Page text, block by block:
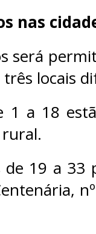
nas
será
locais
1 a 18
de 19 a 33